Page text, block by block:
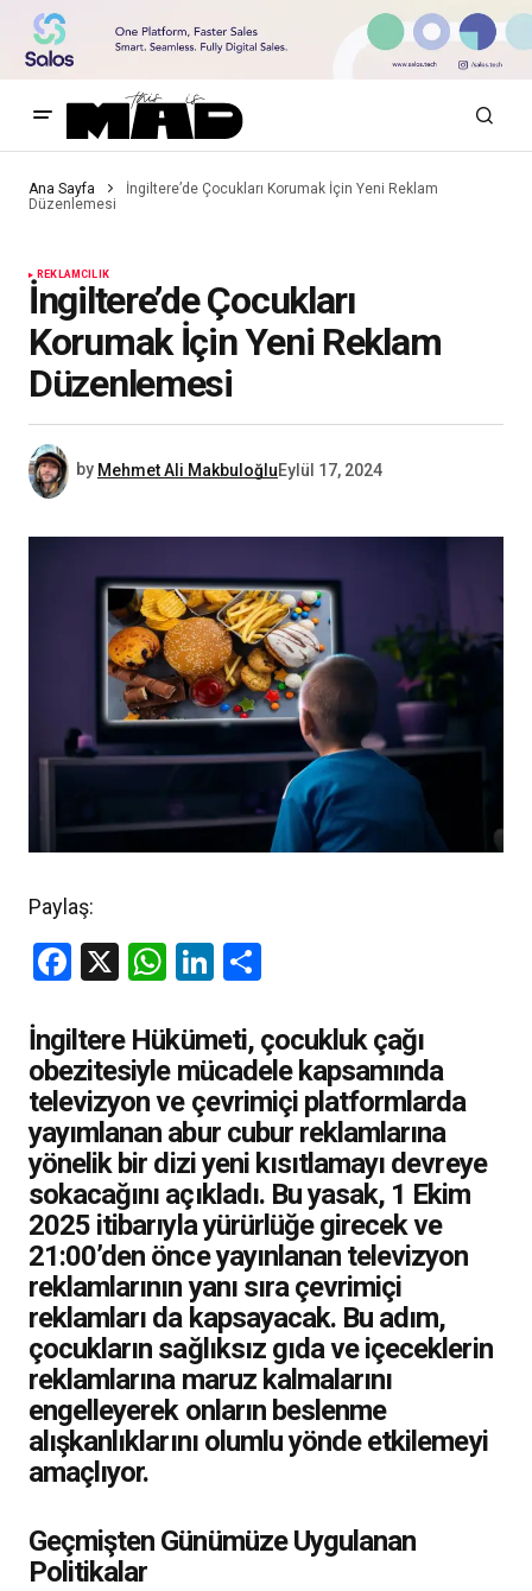
Ana Sayfa
İngiltere’de Çocukları Korumak İçin Yeni Reklam
Düzenlemesi
REKLAMCILIK
İngiltere’de Çocukları
Korumak İçin Yeni Reklam
Düzenlemesi
by Mehmet Ali MakbuloğluEylül 17, 2024
Paylaş:
Facebook
X WhatsApp
LinkedIn
İngiltere Hükümeti, çocukluk çağı
obezitesiyle mücadele kapsamında
televizyon ve çevrimiçi platformlarda
yayımlanan abur cubur reklamlarına
yönelik bir dizi yeni kısıtlamayı devreye
sokacağını açıkladı. Bu yasak, 1 Ekim
2025 itibarıyla yürürlüğe girecek ve
21:00’den önce yayınlanan televizyon
reklamlarının yanı sıra çevrimiçi
reklamları da kapsayacak. Bu adım,
çocukların sağlıksız gıda ve içeceklerin
reklamlarına maruz kalmalarını
engelleyerek onların beslenme
alışkanlıklarını olumlu yönde etkilemeyi
amaçlıyor.
Geçmişten Günümüze Uygulanan
Politikalar